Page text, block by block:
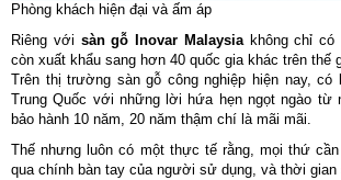
Phòng khách hiện đại và ấm áp
Riêng với sàn gỗ Inovar Malaysiakhông chỉ có
còn xuất khẩu sang hơn 40 quốc gia khác trên thế
Trên thị trường sàn gỗ công nghiệp hiện nay, có
Trung Quốc với những lời hứa hẹn ngọt ngào từ
bảo hành 10 năm, 20 năm thậm chí là mãi mãi.
Thế nhưng luôn có một thực tế rằng, mọi thứ
qua chính bàn tay của người sử dụng, và thời gian